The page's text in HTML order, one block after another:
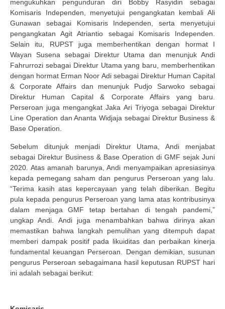
mengukuhkan pengunduran diri Bobby Rasyidin sebagai
Komisaris Independen, menyetujui pengangkatan kembali Ali
Gunawan sebagai Komisaris Independen, serta menyetujui
pengangkatan Agit Atriantio sebagai Komisaris Independen.
Selain itu, RUPST juga memberhentikan dengan hormat I
Wayan Susena sebagai Direktur Utama dan menunjuk Andi
Fahrurrozi sebagai Direktur Utama yang baru, memberhentikan
dengan hormat Erman Noor Adi sebagai Direktur Human Capital
& Corporate Affairs dan menunjuk Pudjo Sarwoko sebagai
Direktur Human Capital & Corporate Affairs yang baru.
Perseroan juga mengangkat Jaka Ari Triyoga sebagai Direktur
Line Operation dan Ananta Widjaja sebagai Direktur Business &
Base Operation.
Sebelum ditunjuk menjadi Direktur Utama, Andi menjabat
sebagai Direktur Business & Base Operation di GMF sejak Juni
2020. Atas amanah barunya, Andi menyampaikan apresiasinya
kepada pemegang saham dan pengurus Perseroan yang lalu.
“Terima kasih atas kepercayaan yang telah diberikan. Begitu
pula kepada pengurus Perseroan yang lama atas kontribusinya
dalam menjaga GMF tetap bertahan di tengah pandemi,”
ungkap Andi. Andi juga menambahkan bahwa dirinya akan
memastikan bahwa langkah pemulihan yang ditempuh dapat
memberi dampak positif pada likuiditas dan perbaikan kinerja
fundamental keuangan Perseroan. Dengan demikian, susunan
pengurus Perseroan sebagaimana hasil keputusan RUPST hari
ini adalah sebagai berikut: